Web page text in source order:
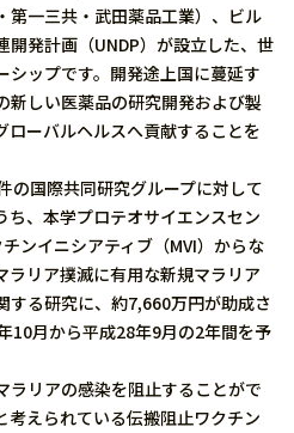
第一三共・武田薬品工業）、ビル
開発計画（UNDP）が設立した、世
シップです。開発途上国に蔓延す
新しい医薬品の研究開発および製
ローバルヘルスへ貢献することを
の国際共同研究グループに対して
ち、本学プロテオサイエンスセン
ンイニシアティブ（MVI）からな
ラリア撲滅に有用な新規マラリア
する研究に、約7,660万円が助成さ
10月から平成28年9月の2年間を予
リアの感染を阻止することがで
考えられている伝搬阻止ワクチン